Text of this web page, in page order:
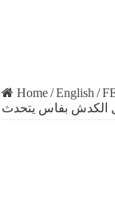
Home/English /
الكدش بفاس يتحدث